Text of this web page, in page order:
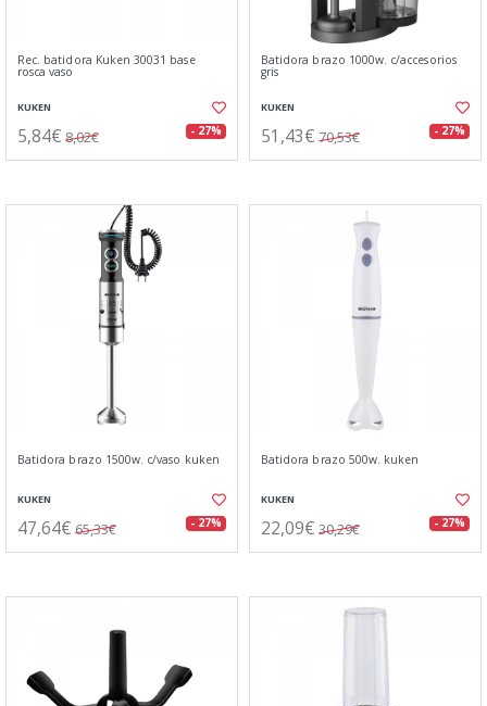
Rec. batidora Kuken 30031 base
rosca vaso
KUKEN
5,84€ 8,02€ - 27%
Batidora brazo 1000w. c/accesorios
gris
KUKEN
51,43€ 70,53€ - 27%
Batidora brazo 1500w. c/vaso kuken
KUKEN
47,64€ 65,33€ - 27%
Batidora brazo 500w. kuken
KUKEN
22,09€ 30,29€ - 27%